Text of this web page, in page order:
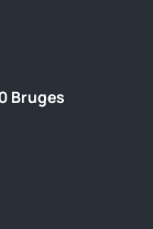
Bruges